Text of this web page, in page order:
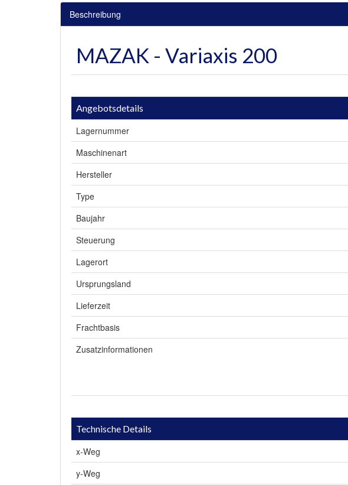
Beschreibung
MAZAK - Variaxis 200
Angebotsdetails
Lagernummer
Maschinenart
Hersteller
Type
Baujahr
Steuerung
Lagerort
Ursprungsland
Lieferzeit
Frachtbasis
Zusatzinformationen
Technische Details
x-Weg
y-Weg